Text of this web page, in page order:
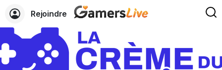
Rejoindre